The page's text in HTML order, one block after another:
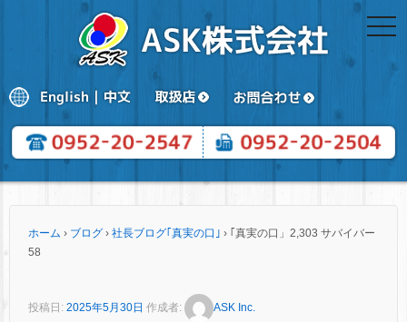
ホーム › ブログ › 社長ブログ｢真実の口｣ › ｢真実の口」2,303 サバイバー
58
投稿日: 2025年5月30日 作成者: ASK Inc.